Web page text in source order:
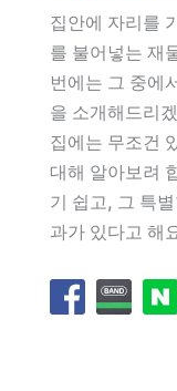
집안에 자리를
를 불어넣는 재
번에는 그 중에
을 소개해드리
집에는 무조건
대해 알아보려
기 쉽고, 그 특
과가 있다고 해